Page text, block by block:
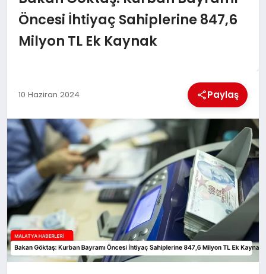
EĞITIM
MAGAZIN
SAĞLIK
SIYASET
SPOR
TEKNOLOJI
Öncesi İhtiyaç Sahiplerine 847,6
Milyon TL Ek Kaynak
10 Haziran 2024 Paylaş